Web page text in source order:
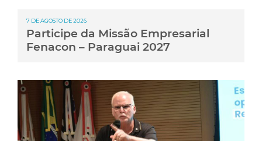
7 DE AGOSTO DE 2026
Participe da Missão Empresarial
Fenacon – Paraguai 2027